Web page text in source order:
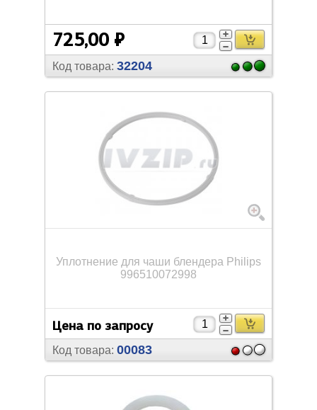
725,00 ₽
Код товара: 32204
Уплотнение для чаши блендера Philips
996510072998
Цена по запросу
Код товара: 00083